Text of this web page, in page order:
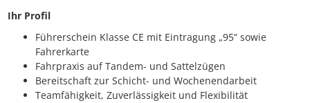
Ihr Profil
Führerschein Klasse CE mit Eintragung „95“ sowie
Fahrerkarte
Fahrpraxis auf Tandem- und Sattelzügen
Bereitschaft zur Schicht- und Wochenendarbeit
Teamfähigkeit, Zuverlässigkeit und Flexibilität